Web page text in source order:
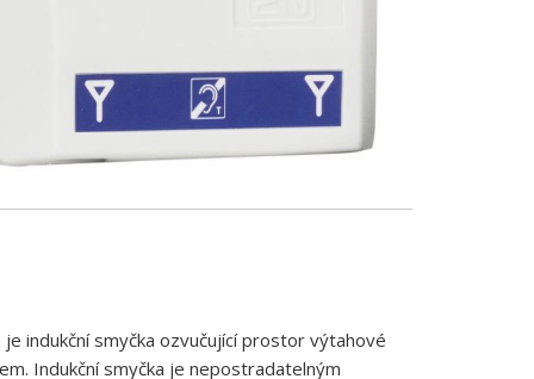
indukční smyčka ozvučující prostor výtahové
Indukční smyčka je nepostradatelným